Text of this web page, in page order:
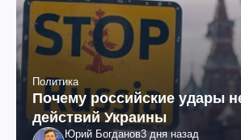
Политика
Почему российские удары
действий Украины
Юрий Богданов3 дня назад